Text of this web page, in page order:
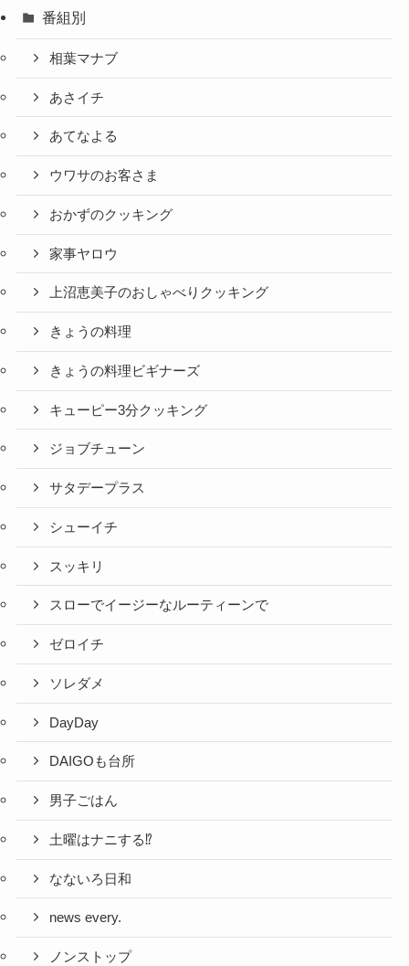
番組別
相葉マナブ
あさイチ
あてなよる
ウワサのお客さま
おかずのクッキング
家事ヤロウ
上沼恵美子のおしゃべりクッキング
きょうの料理
きょうの料理ビギナーズ
キューピー3分クッキング
ジョブチューン
サタデープラス
シューイチ
スッキリ
スローでイージーなルーティーンで
ゼロイチ
ソレダメ
DayDay
DAIGOも台所
男子ごはん
土曜はナニする⁉
なないろ日和
news every.
ノンストップ